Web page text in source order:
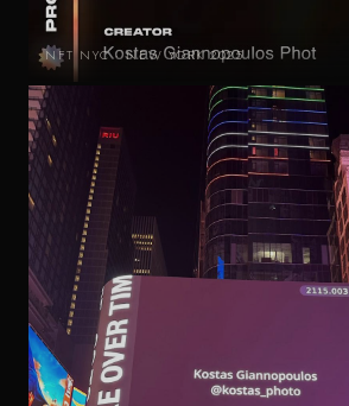
NFT NYC · NEW YORK 2025